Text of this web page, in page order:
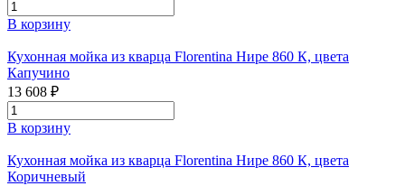
В корзину
Кухонная мойка из кварца Florentina Нире 860 К, цвета
Капучино
13 608 ₽
В корзину
Кухонная мойка из кварца Florentina Нире 860 К, цвета
Коричневый